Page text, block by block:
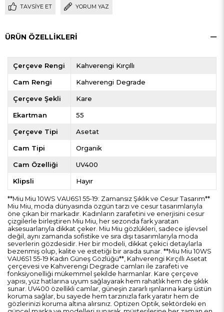
TAVSIYE ET YORUM YAZ
ÜRÜN ÖZELLIKLERI
Çerçeve Rengi Kahverengi Kırçıllı
Cam Rengi Kahverengi Degrade
Çerçeve Şekli Kare
Ekartman 55
Çerçeve Tipi Asetat
Cam Tipi Organik
Cam Özelliği UV400
Klipsli Hayır
**Miu Miu 10WS VAU6S1 55-19: Zamansız Şıklık ve Cesur Tasarım**
Miu Miu, moda dünyasında özgün tarzı ve cesur tasarımlarıyla
öne çıkan bir markadır. Kadınların zarafetini ve enerjisini cesur
çizgilerle birleştiren Miu Miu, her sezonda fark yaratan
aksesuarlarıyla dikkat çeker. Miu Miu gözlükleri, sadece işlevsel
değil, aynı zamanda sofistike ve sıra dışı tasarımlarıyla moda
severlerin gözdesidir. Her bir modeli, dikkat çekici detaylarla
bezenmiş olup, kalite ve estetiği bir arada sunar. **Miu Miu 10WS
VAU6S1 55-19 Kadın Güneş Gözlüğü**, Kahverengi Kırçıllı Asetat
çerçevesi ve Kahverengi Degrade camları ile zarafeti ve
fonksiyonelliği mükemmel şekilde harmanlar. Kare çerçeve
yapısı, yüz hatlarına uyum sağlayarak hem rahatlık hem de şıklık
sunar. UV400 özellikli camlar, güneşin zararlı ışınlarına karşı üstün
koruma sağlar, bu sayede hem tarzınızla fark yaratır hem de
gözlerinizi koruma altına alırsınız. Optizen Optik, sektördeki en